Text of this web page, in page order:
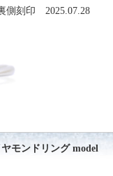
側刻印 2025.07.28
モンドリング model